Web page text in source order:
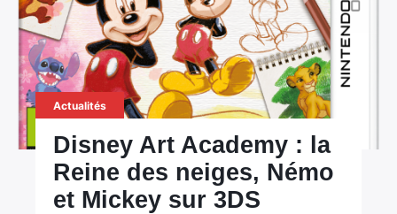
Actualités
Disney Art Academy : la
Reine des neiges, Némo
et Mickey sur 3DS